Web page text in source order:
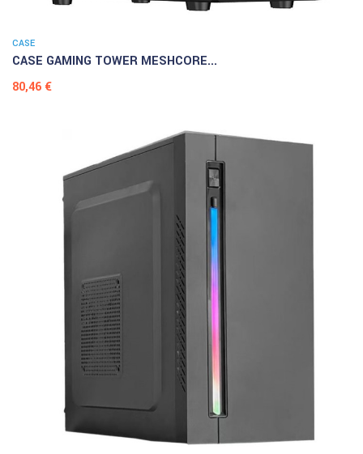
CASE
CASE GAMING TOWER MESHCORE...
Prezzo
80,46 €